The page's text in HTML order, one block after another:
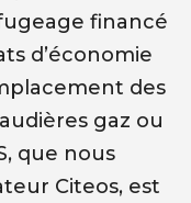
financé
d’économie
des
gaz ou
que nous
Citeos, est